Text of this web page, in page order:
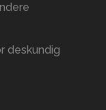
deskundig